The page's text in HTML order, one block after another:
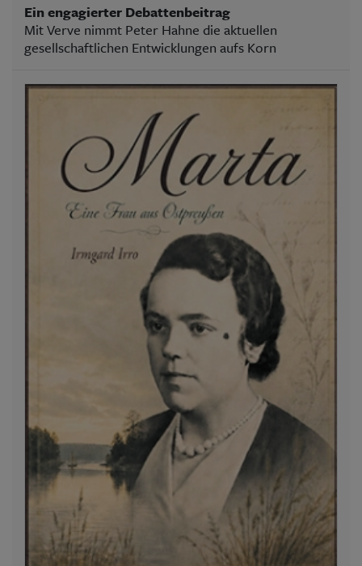
Ein engagierter Debattenbeitrag
Mit Verve nimmt Peter Hahne die aktuellen
gesellschaftlichen Entwicklungen aufs Korn